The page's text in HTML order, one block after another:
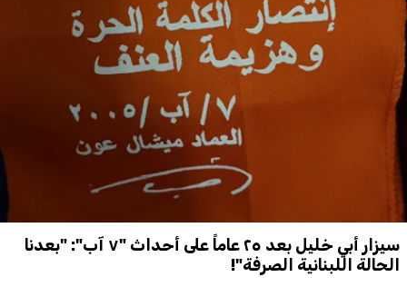
سيزار أبي خليل بعد ٢٥ عاماً على أحداث "٧ آب": "بعدنا
الحالة اللبنانية الصرفة"!